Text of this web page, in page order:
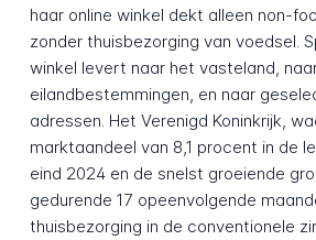
haar online winkel dekt alleen non-
zonder thuisbezorging van voedsel.
winkel levert naar het vasteland,
eilandbestemmingen, en naar
adressen. Het Verenigd Koninkrijk,
marktaandeel van 8,1 procent in de
eind 2024 en de snelst groeiende
gedurende 17 opeenvolgende
thuisbezorging in de conventionele